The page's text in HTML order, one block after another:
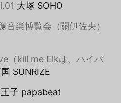
大塚 SOHO
音楽博覧会（關伊佐央）
（kill me Elkは、ハイパ
SUNRIZE
王子 papabeat